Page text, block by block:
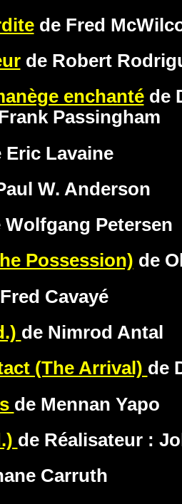
de Fred
de Robert
enchantéde
Passingham
Lavaine
W. Anderson
Wolfgang Petersen
Possession) de
Cavayé
de Nimrod Antal
(The Arrival) de
de Mennan Yapo
de Réalisateur :
Carruth